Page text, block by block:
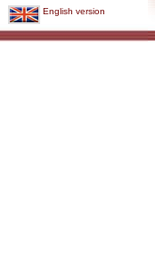
English version